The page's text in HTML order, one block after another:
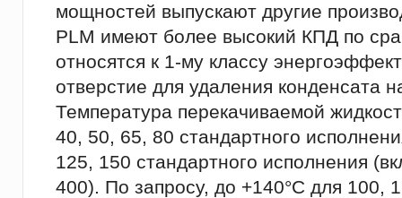
мощностей выпускают другие
PLМ имеют более высокий КПД по
относятся к 1-му классу
отверстие для удаления конденсата
Температура перекачиваемой
40, 50, 65, 80 стандартного
125, 150 стандартного исполнения
400). По запросу, до +140°C для 100,